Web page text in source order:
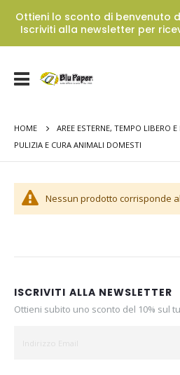
Ottieni lo sconto di benvenuto
Iscriviti alla newsletter per
Toggle
HOME AREE ESTERNE, TEMPO LIBERO E
PULIZIA E CURA ANIMALI DOMESTI
Nessun prodotto corrisponde
ISCRIVITI ALLA NEWSLETTER
Ottieni subito uno sconto del 10% sul